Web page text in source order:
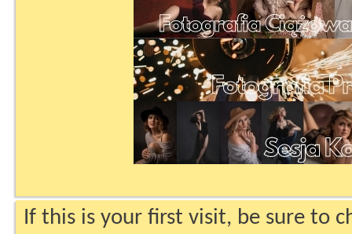
If this is your first visit, be sure to